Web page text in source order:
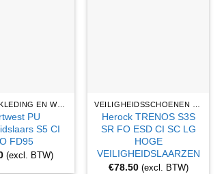
BEDRIJFSKLEDING EN WERKKLEDING
PU
S5 CI
FD95
(excl. BTW)
Herock TRENOS S3S
SR FO ESD CI SC LG
HOGE
VEILIGHEIDSLAARZEN
€78.50 (excl. BTW)